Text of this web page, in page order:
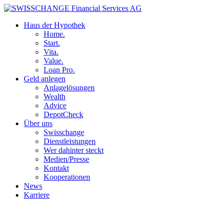
Haus der Hypothek
Home.
Start.
Vita.
Value.
Loan Pro.
Geld anlegen
Anlagelösungen
Wealth
Advice
DepotCheck
Über uns
Swisschange
Dienstleistungen
Wer dahinter steckt
Medien/Presse
Kontakt
Kooperationen
News
Karriere